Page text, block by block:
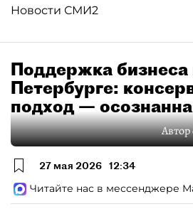
Новости СМИ2
Поддержка бизнеса
Петербурге:
подход —
27 мая 2026 12:34
Читайте нас в мессенджере